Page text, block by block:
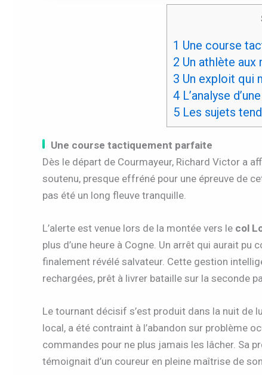
1 Une course
2 Un athlète
3 Un exploit qui
4 L’analyse
5 Les sujets
Une course tactiquement parfaite
Dès le départ de Courmayeur, Richard Victor a
soutenu, presque effréné pour une épreuve de
pas été un long fleuve tranquille.
L’alerte est venue lors de la montée vers le col
plus d’une heure à Cogne. Un arrêt qui aurait
finalement révélé salvateur. Cette gestion
rechargées, prêt à livrer bataille sur la seconde
Le tournant décisif s’est produit dans la nuit de
local, a été contraint à l’abandon sur problème
commandes pour ne plus jamais les lâcher. Sa
témoignait d’un coureur en pleine maîtrise de